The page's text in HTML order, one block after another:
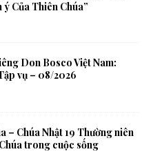
Của Thiên Chúa”
Don Bosco Việt Nam:
vụ – 08/2026
– Chúa Nhật 19 Thường niên
trong cuộc sống